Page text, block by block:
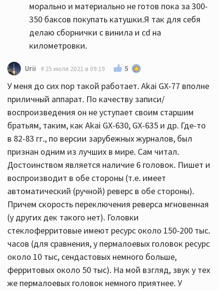
морально и материально не готов пока за 300-
350 баксов покупать катушки.Я так для себя
делаю сборнички с винила и сd на
километровки.
Urii 25 июля 2021 в 09:19 5
У меня до сих пор такой работает. Akai GX-77 вполне
приличный аппарат. По качеству записи/
воспроизведения он не уступает своим старшим
братьям, таким, как Akai GX-630, GX-635 и др. Где-то
в 82-83 гг., по версии зарубежных журналов, был
признан одним из лучших в мире. Сам читал.
Достоинством является наличие 6 головок. Пишет и
воспроизводит в обе стороны (т.е. имеет
автоматический (ручной) реверс в обе стороны).
Причем скорость переключения реверса мгновенная
(у других дек такого нет). Головки
стеклоферритовые имеют ресурс около 150-200 тыс.
часов (для сравнения, у пермалоевых головок ресурс
около 10 тыс, сендастовых немного больше,
ферритовых около 50 тыс). На мой взгляд, звук у тех
же пермалоевых головок немного приятнее. У